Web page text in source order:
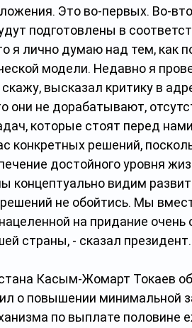
Это во-первых. Во-
подготовлены в
я лично думаю над тем, как
модели. Недавно я
высказал критику в
они не дорабатывают,
которые стоят перед
конкретных решений,
достойного уровня
концептуально видим
не обойтись. Мы
на придание очень
страны, - сказал президент.
Касым-Жомарт Токаев
о повышении минимальной
по выплате половине